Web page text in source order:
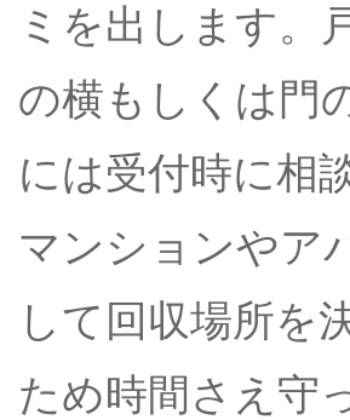
ミを出します。
の横もしくは門
には受付時に相
マンションやア
して回収場所を
ため時間さえ守